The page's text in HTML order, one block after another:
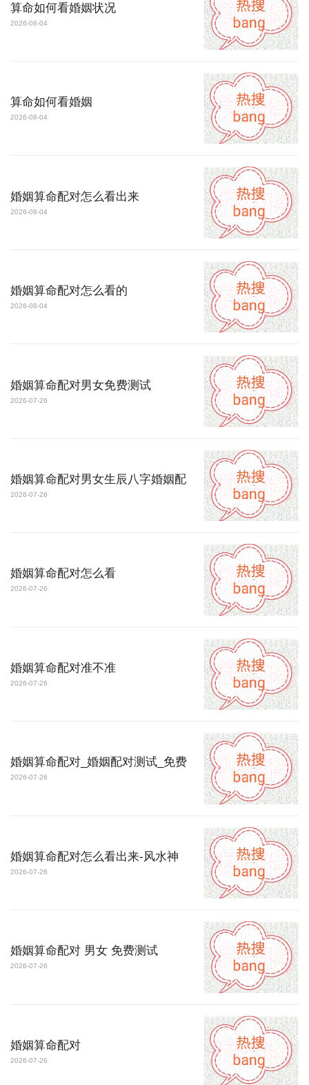
算命如何看婚姻状况
2026-08-04
算命如何看婚姻
2026-08-04
婚姻算命配对怎么看出来
2026-08-04
婚姻算命配对怎么看的
2026-08-04
婚姻算命配对男女免费测试
2026-07-26
婚姻算命配对男女生辰八字婚姻配
2026-07-26
婚姻算命配对怎么看
2026-07-26
婚姻算命配对准不准
2026-07-26
婚姻算命配对_婚姻配对测试_免费
2026-07-26
婚姻算命配对怎么看出来-风水神
2026-07-26
婚姻算命配对 男女 免费测试
2026-07-26
婚姻算命配对
2026-07-26